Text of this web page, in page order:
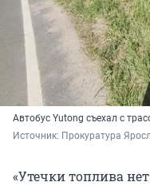
Автобус Yutong съехал с
Источник: Прокуратура
«Утечки топлива